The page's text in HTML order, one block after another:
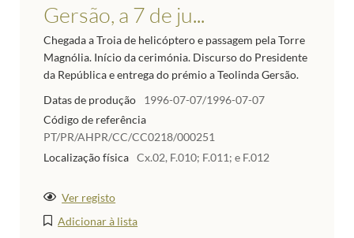
Gersão, a 7 de ju...
Chegada a Troia de helicóptero e passagem pela Torre
Magnólia. Início da cerimónia. Discurso do Presidente
da República e entrega do prémio a Teolinda Gersão.
Datas de produção
1996-07-07/1996-07-07
Código de referência
PT/PR/AHPR/CC/CC0218/000251
Localização física Cx.02, F.010; F.011; e F.012
Ver registo
Adicionar à lista